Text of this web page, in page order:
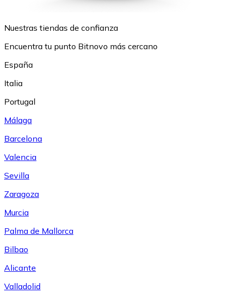
Nuestras tiendas de confianza
Encuentra tu punto Bitnovo más cercano
España
Italia
Portugal
Málaga
Barcelona
Valencia
Sevilla
Zaragoza
Murcia
Palma de Mallorca
Bilbao
Alicante
Valladolid